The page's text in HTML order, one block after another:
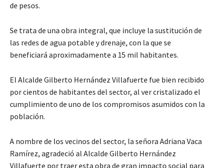
de pesos.
Se trata de una obra integral, que incluye la sustitución de
las redes de agua potable y drenaje, con la que se
beneficiará aproximadamente a 15 mil habitantes.
El Alcalde Gilberto Hernández Villafuerte fue bien recibido
por cientos de habitantes del sector, al ver cristalizado el
cumplimiento de uno de los compromisos asumidos con la
población.
A nombre de los vecinos del sector, la señora Adriana Vaca
Ramírez, agradeció al Alcalde Gilberto Hernández
Villafuerte por traer esta obra de gran impacto social para